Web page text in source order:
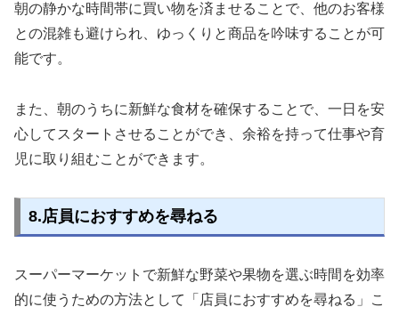
朝の静かな時間帯に買い物を済ませることで、他のお客様
との混雑も避けられ、ゆっくりと商品を吟味することが可
能です。
また、朝のうちに新鮮な食材を確保することで、一日を安
心してスタートさせることができ、余裕を持って仕事や育
児に取り組むことができます。
8.店員におすすめを尋ねる
スーパーマーケットで新鮮な野菜や果物を選ぶ時間を効率
的に使うための方法として「店員におすすめを尋ねる」こ